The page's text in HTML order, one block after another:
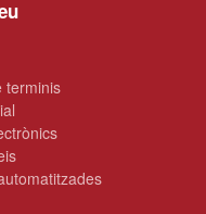
terminis